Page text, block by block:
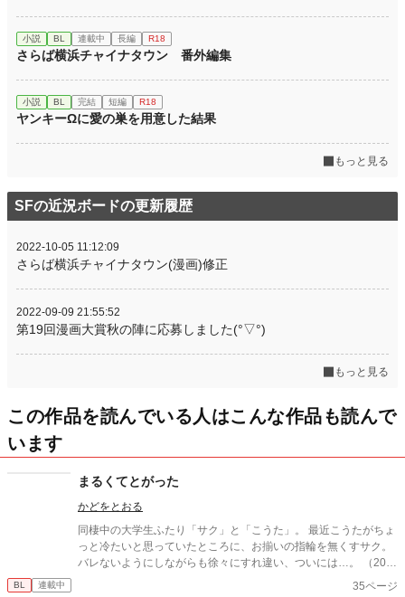
小説 BL 連載中 長編 R18
さらば横浜チャイナタウン 番外編集
小説 BL 完結 短編 R18
ヤンキーΩに愛の巣を用意した結果
もっと見る
SFの近況ボードの更新履歴
2022-10-05 11:12:09
さらば横浜チャイナタウン(漫画)修正
2022-09-09 21:55:52
第19回漫画大賞秋の陣に応募しました(°▽°)
もっと見る
この作品を読んでいる人はこんな作品も読んで
います
まるくてとがった
かどをとおる
同棲中の大学生ふたり「サク」と「こうた」。 最近こうたがちょ
っと冷たいと思っていたところに、お揃いの指輪を無くすサク。
バレないようにしながらも徐々にすれ違い、ついには…。 （201
BL 連載中 35ページ